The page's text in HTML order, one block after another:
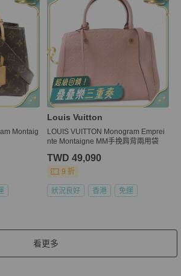
Montaig
Louis Vuitton
LOUIS VUITTON Monogram Emprei
nte Montaigne MM手挽肩背兩用袋
TWD 49,090
9 折
狀況良好 香港 免運
看更多